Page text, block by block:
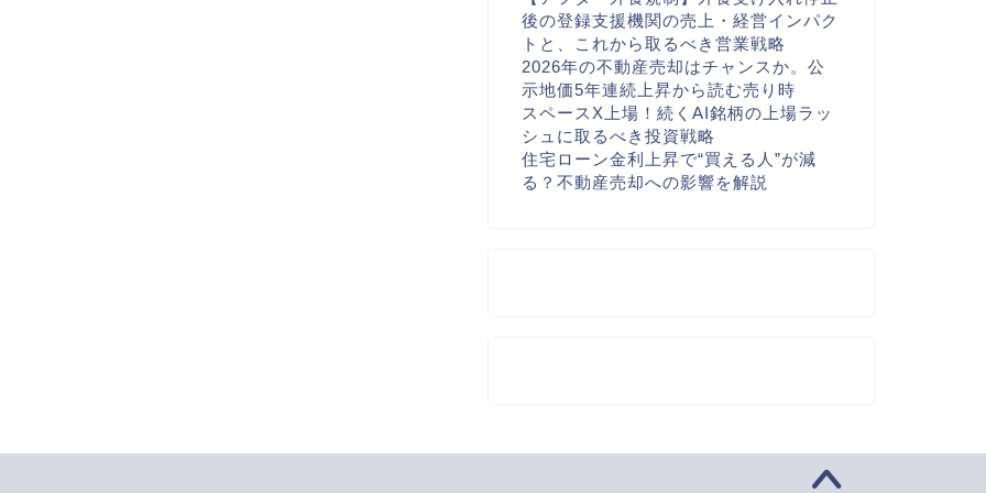
後の登録支援機関の売上・経営インパク
トと、これから取るべき営業戦略
2026年の不動産売却はチャンスか。公
示地価5年連続上昇から読む売り時
スペースX上場！続くAI銘柄の上場ラッ
シュに取るべき投資戦略
住宅ローン金利上昇で“買える人”が減
る？不動産売却への影響を解説